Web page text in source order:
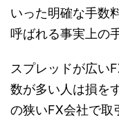
いった明確な手数
呼ばれる事実上の
スプレッドが広い
数が多い人は損を
の狭いFX会社で取